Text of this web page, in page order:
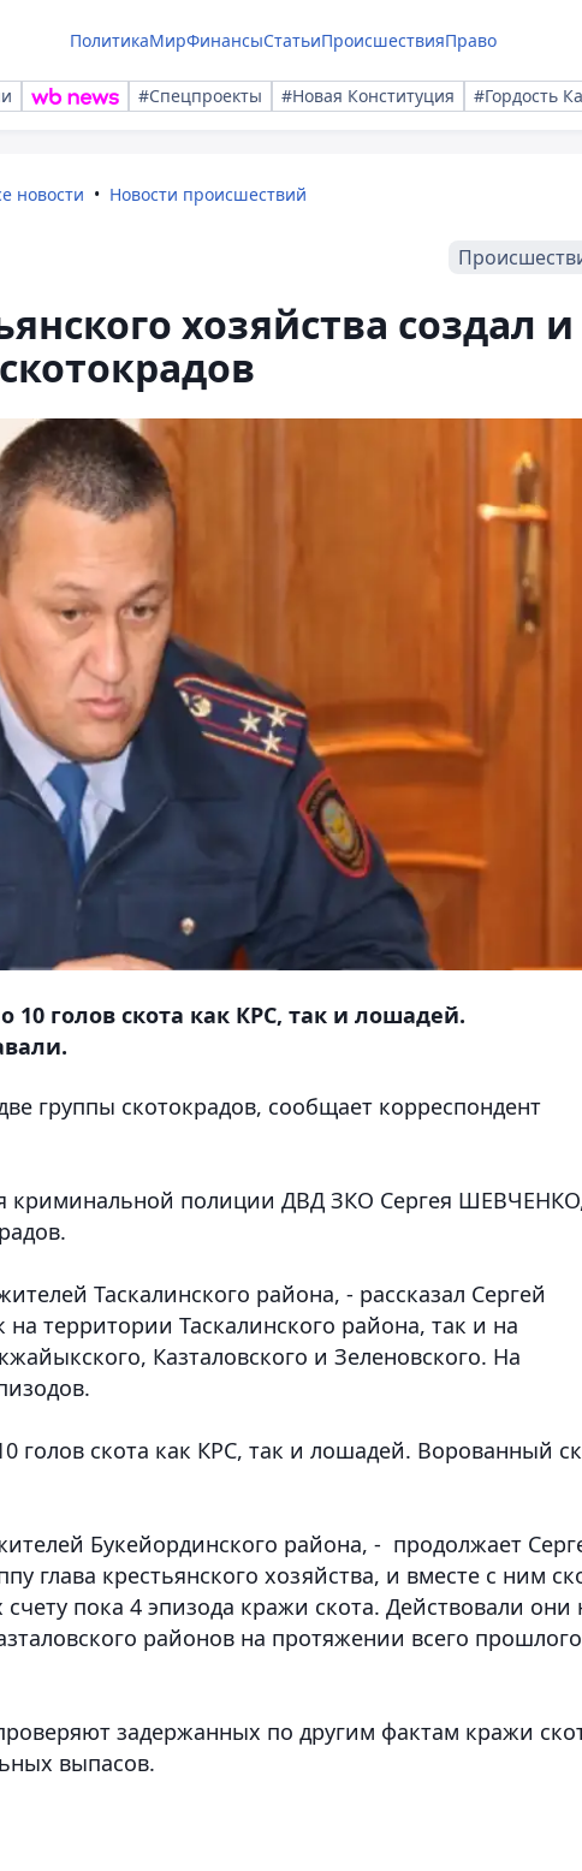
ПолитикаМирФинансыСтатьиПроисшествияПраво
#Спецпроекты #Новая Конституция #Гордость
новости Новости происшествий
хозяйства создал и
10 голов скота как КРС, так и лошадей.
группы скотокрадов, сообщает корреспондент
криминальной полиции ДВД ЗКО Сергея
Таскалинского района, - рассказал Сергей
территории Таскалинского района, так и на
Казталовского и Зеленовского. На
голов скота как КРС, так и лошадей. Ворованный
Букейординского района, - продолжает
глава крестьянского хозяйства, и вместе с ним
пока 4 эпизода кражи скота. Действовали они
районов на протяжении всего прошлого
задержанных по другим фактам кражи
выпасов.